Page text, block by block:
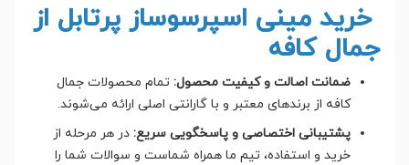
خرید مینی اسپرسوساز پرتابل از
جمال کافه
ضمانت اصالت و کیفیت محصول: تمام محصولات جمال
کافه از برندهای معتبر و با گارانتی اصلی ارائه می‌شوند.
پشتیبانی اختصاصی و پاسخگویی سریع: در هر مرحله از
خرید و استفاده، تیم ما همراه شماست و سوالات شما را